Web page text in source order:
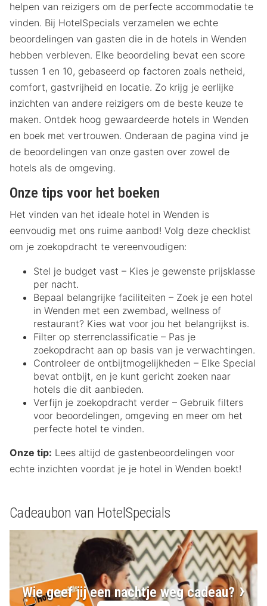
helpen van reizigers om de perfecte accommodatie te
vinden. Bij HotelSpecials verzamelen we echte
beoordelingen van gasten die in de hotels in Wenden
hebben verbleven. Elke beoordeling bevat een score
tussen 1 en 10, gebaseerd op factoren zoals netheid,
comfort, gastvrijheid en locatie. Zo krijg je eerlijke
inzichten van andere reizigers om de beste keuze te
maken. Ontdek hoog gewaardeerde hotels in Wenden
en boek met vertrouwen. Onderaan de pagina vind je
de beoordelingen van onze gasten over zowel de
hotels als de omgeving.
Onze tips voor het boeken
Het vinden van het ideale hotel in Wenden is
eenvoudig met ons ruime aanbod! Volg deze checklist
om je zoekopdracht te vereenvoudigen:
Stel je budget vast – Kies je gewenste prijsklasse
per nacht.
Bepaal belangrijke faciliteiten – Zoek je een hotel
in Wenden met een zwembad, wellness of
restaurant? Kies wat voor jou het belangrijkst is.
Filter op sterrenclassificatie – Pas je
zoekopdracht aan op basis van je verwachtingen.
Controleer de ontbijtmogelijkheden – Elke Special
bevat ontbijt, en je kunt gericht zoeken naar
hotels die dit aanbieden.
Verfijn je zoekopdracht verder – Gebruik filters
voor beoordelingen, omgeving en meer om het
perfecte hotel te vinden.
Onze tip: Lees altijd de gastenbeoordelingen voor
echte inzichten voordat je je hotel in Wenden boekt!
Cadeaubon van HotelSpecials
Wie geef jij een nachtje weg cadeau?